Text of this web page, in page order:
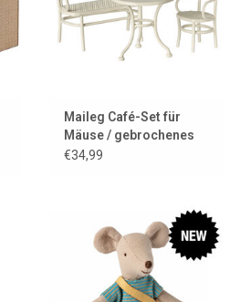
Maileg Café-Set für
Mäuse / gebrochenes
Weiß
€34,99